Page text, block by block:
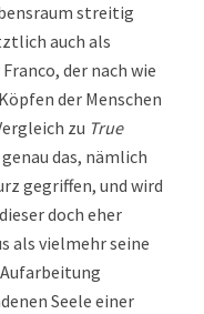
streitig
auch als
der nach wie
der Menschen
zu True
das, nämlich
gegriffen, und wird
doch eher
als vielmehr seine
Seele einer